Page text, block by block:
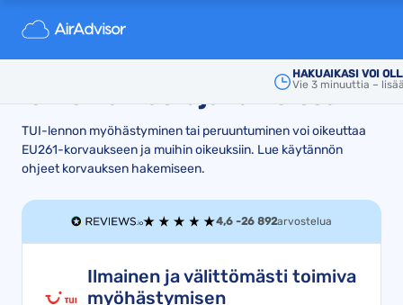
HAKUAIKASI VOI
Vie 3 minuuttia –
TUI-lennon viivästys- ja
peruutuskorvaus: oikeutesi
lentomatkustajana EU:ssa
TUI-lennon myöhästyminen tai peruuntuminen voi oikeuttaa
EU261-korvaukseen ja muihin oikeuksiin. Lue käytännön
ohjeet korvauksen hakemiseen.
4,6 -26 892arvostelua
Ilmainen ja välittömästi toimiva
myöhästymisen